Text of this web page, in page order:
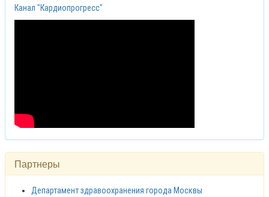
Канал "Кардиопрогресс"
Партнеры
Департамент здравоохранения города Москвы